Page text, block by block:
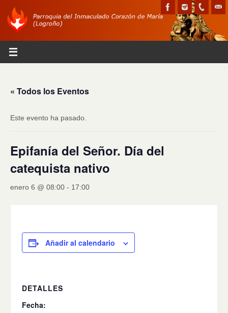
« Todos los Eventos
Este evento ha pasado.
Epifanía del Señor. Día del
catequista nativo
enero 6 @ 08:00 - 17:00
Añadir al calendario
DETALLES
Fecha: